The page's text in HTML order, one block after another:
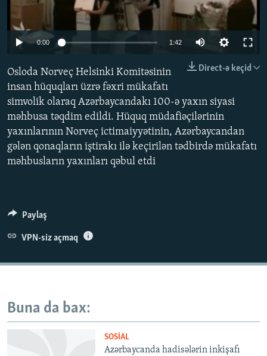
İNFOQRAFIKA
KARIKATURA
AZƏRBAYCAN ƏDƏBIYYATI KITABXANASI
İSLAM VƏ DEMOKRATIYA
MISSIYAMIZ
PEŞƏ ETIKASI VƏ JURNALISTIKA STANDARTLARIMIZ
AZADLIQRADIOSU MOBIL TELEFONUNUZDA
BIZIMLƏ ƏLAQƏ
XƏBƏR BÜLLETENLƏRIMIZ
BIZI IZLƏ
RFE/RL-in bütün saytları
0:00 1:42
Direct-ə keçid
Osloda Norveç Helsinki Komitəsinin
insan hüquqları üzrə fəxri mükafatı
simvolik olaraq Azərbaycandakı 100-ə yaxın siyasi
məhbusa təqdim edildi. Hüquq müdafiəçilərinin
yaxınlarının Norveç ictimaiyyətinin, Azərbaycandan
gələn qonaqların iştirakı ilə keçirilən tədbirdə mükafatı
məhbusların yaxınları qəbul etdi
Paylaş
VPN-siz açmaq
Buna da bax:
SOSIAL
Azərbaycanda hadisələrin inkişafı